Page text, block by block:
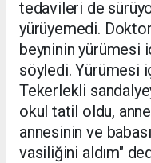
tedavileri de
yürüyemedi.
beyninin yürümesi
söyledi. Yürümesi
Tekerlekli
okul tatil oldu,
annesinin ve
vasiliğini aldım"